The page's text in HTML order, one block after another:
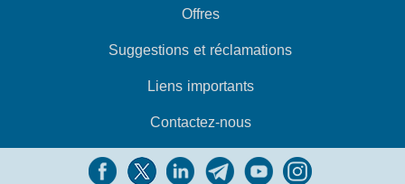
Offres
Suggestions et réclamations
Liens importants
Contactez-nous